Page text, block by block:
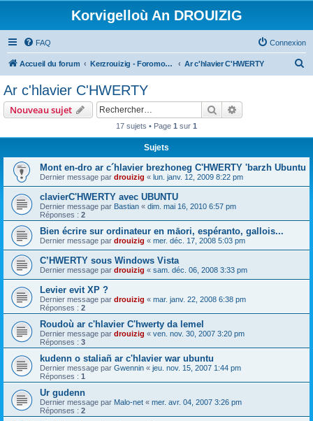
Korvigelloù An DROUIZIG
FAQ Connexion
Accueil du forum Kerzrouizig - Foromoù An Drouizig Ar c'hlavier C'HWERTY
Ar c'hlavier C'HWERTY
Nouveau sujet Rechercher
17 sujets • Page 1 sur 1
Sujets
Mont en-dro ar c´hlavier brezhoneg C'HWERTY 'barzh Ubuntu
Dernier message par drouizig « lun. janv. 12, 2009 8:22 pm
clavierC'HWERTY avec UBUNTU
Dernier message par Bastian « dim. mai 16, 2010 6:57 pm
Réponses : 2
Bien écrire sur ordinateur en māori, espéranto, gallois...
Dernier message par drouizig « mer. déc. 17, 2008 5:03 pm
C’HWERTY sous Windows Vista
Dernier message par drouizig « sam. déc. 06, 2008 3:33 pm
Levier evit XP ?
Dernier message par drouizig « mar. janv. 22, 2008 6:38 pm
Réponses : 2
Roudoù ar c'hlavier C'hwerty da lemel
Dernier message par drouizig « ven. nov. 30, 2007 3:20 pm
Réponses : 3
kudenn o staliañ ar c'hlavier war ubuntu
Dernier message par Gwennin « jeu. nov. 15, 2007 1:44 pm
Réponses : 1
Ur gudenn
Dernier message par Malo-net « mer. avr. 04, 2007 3:26 pm
Réponses : 2